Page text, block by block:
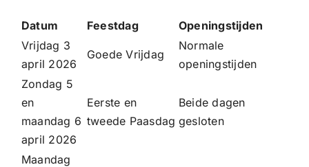
Datum Feestdag
Openingstijden
Vrijdag 3
april 2026
Goede Vrijdag
Normale
openingstijden
Zondag 5
en
maandag 6
april 2026
Eerste en
tweede Paasdag
Beide dagen
gesloten
Maandag